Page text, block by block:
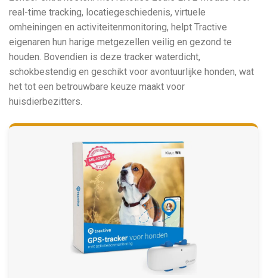
real-time tracking, locatiegeschiedenis, virtuele
omheiningen en activiteitenmonitoring, helpt Tractive
eigenaren hun harige metgezellen veilig en gezond te
houden. Bovendien is deze tracker waterdicht,
schokbestendig en geschikt voor avontuurlijke honden, wat
het tot een betrouwbare keuze maakt voor
huisdierbezitters.